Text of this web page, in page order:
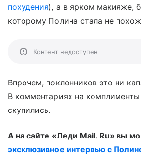
похудения), а в ярком макияже,
которому Полина стала не
Контент недоступен
Впрочем, поклонников это ни
В комментариях на
скупились.
А на сайте «Леди Mail. Ru» вы
эксклюзивное интервью с